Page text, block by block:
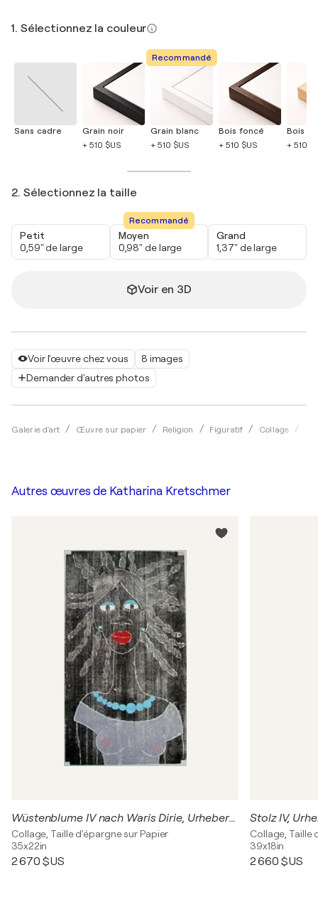
Voir l'œuvre chez vous
8 images
Demander d'autres photos
Galerie d'art Œuvre sur papier Religion Figuratif Collage
1. Sélectionnez la couleur
Sans cadre
Grain noir
+ 510 $US
Recommandé
Grain blanc
+ 510 $US
Bois foncé
+ 510 $US
Bois
+ 510
2. Sélectionnez la taille
Petit
0,59" de large
Recommandé
Moyen
0,98" de large
Grand
1,37" de large
Voir en 3D
Autres œuvres de Katharina Kretschmer
Wüstenblume IV nach Waris Dirie, Urheberrecht Katharina Kretschmer
Collage, Taille d'épargne sur Papier
35x22in
2 670 $US
Collage, Taille
39x18in
2 660 $US